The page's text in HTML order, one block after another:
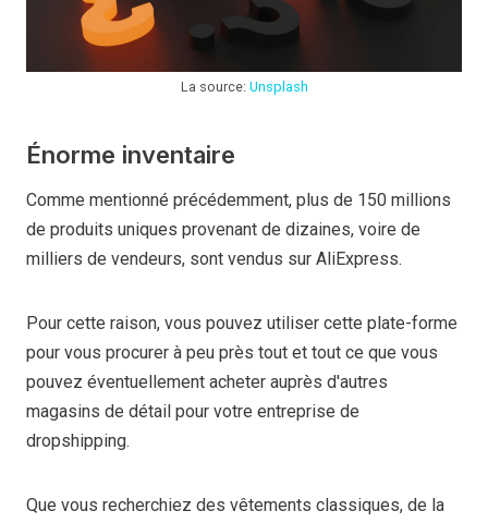
La source: Unsplash
Énorme inventaire
Comme mentionné précédemment, plus de 150 millions
de produits uniques provenant de dizaines, voire de
milliers de vendeurs, sont vendus sur AliExpress.
Pour cette raison, vous pouvez utiliser cette plate-forme
pour vous procurer à peu près tout et tout ce que vous
pouvez éventuellement acheter auprès d'autres
magasins de détail pour votre entreprise de
dropshipping.
Que vous recherchiez des vêtements classiques, de la